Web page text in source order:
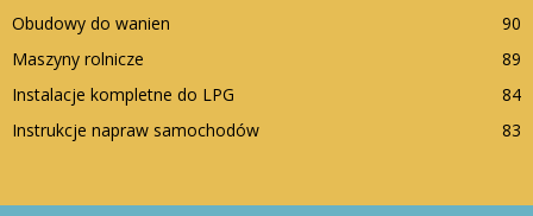
Obudowy do wanien
90
Maszyny rolnicze
89
Instalacje kompletne do LPG
84
Instrukcje napraw samochodów
83